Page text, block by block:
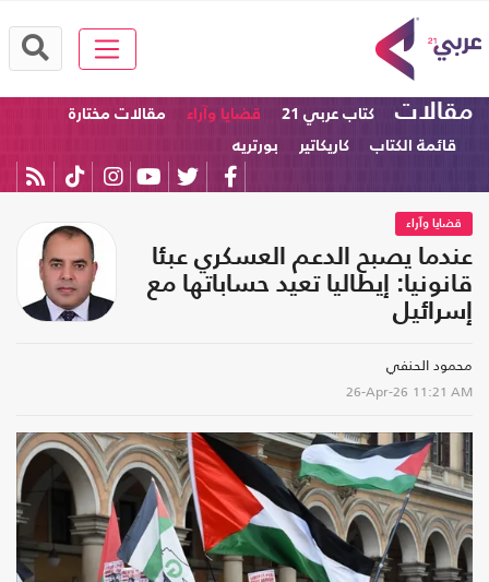
مقالات كتاب عربي 21 قضايا وآراء
مقالات مختارة
قائمة الكتاب
كاريكاتير بورتريه
قضايا وآراء
عندما يصبح الدعم العسكري عبئا
قانونيا: إيطاليا تعيد حساباتها مع
إسرائيل
محمود الحنفي
26-Apr-26 11:21 AM